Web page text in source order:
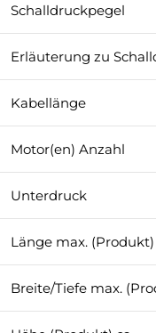
Schalldruckpegel
Erläuterung zu
Kabellänge
Motor(en) Anzahl
Unterdruck
Länge max. (Produkt)
Breite/Tiefe max.